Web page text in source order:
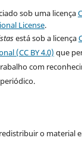
sob uma licença
License.
está sob a licença
(CC BY 4.0) que
com
o material